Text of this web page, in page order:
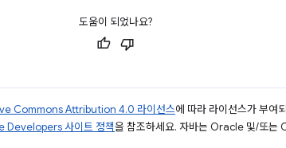
도움이 되었나요?
Commons Attribution 4.0 라이선스에 따라 라이선스가 부여
Developers 사이트 정책을 참조하세요. 자바는 Oracle 및/또는